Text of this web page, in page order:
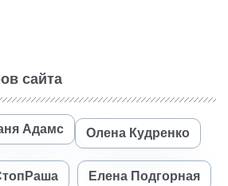
сайта
Адамс Олена Кудренко
Елена Подгорная